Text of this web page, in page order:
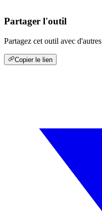
Partager l'outil
Partagez cet outil avec d'autres
Copier le lien